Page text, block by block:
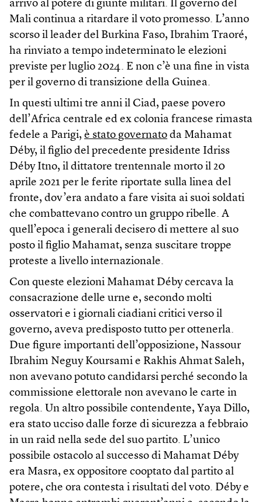
arrivo al potere di giunte militari. Il governo del
Mali continua a ritardare il voto promesso. L’anno
scorso il leader del Burkina Faso, Ibrahim Traoré,
ha rinviato a tempo indeterminato le elezioni
previste per luglio 2024. E non c’è una fine in vista
per il governo di transizione della Guinea.
In questi ultimi tre anni il Ciad, paese povero
dell’Africa centrale ed ex colonia francese rimasta
fedele a Parigi, è stato governato da Mahamat
Déby, il figlio del precedente presidente Idriss
Déby Itno, il dittatore trentennale morto il 20
aprile 2021 per le ferite riportate sulla linea del
fronte, dov’era andato a fare visita ai suoi soldati
che combattevano contro un gruppo ribelle. A
quell’epoca i generali decisero di mettere al suo
posto il figlio Mahamat, senza suscitare troppe
proteste a livello internazionale.
Con queste elezioni Mahamat Déby cercava la
consacrazione delle urne e, secondo molti
osservatori e i giornali ciadiani critici verso il
governo, aveva predisposto tutto per ottenerla.
Due figure importanti dell’opposizione, Nassour
Ibrahim Neguy Koursami e Rakhis Ahmat Saleh,
non avevano potuto candidarsi perché secondo la
commissione elettorale non avevano le carte in
regola. Un altro possibile contendente, Yaya Dillo,
era stato ucciso dalle forze di sicurezza a febbraio
in un raid nella sede del suo partito. L’unico
possibile ostacolo al successo di Mahamat Déby
era Masra, ex oppositore cooptato dal partito al
potere, che ora contesta i risultati del voto. Déby e